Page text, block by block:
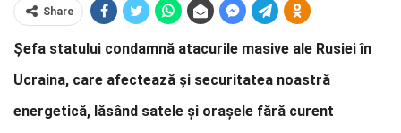
Share
Șefa statului condamnă atacurile masive ale Rusiei în
Ucraina, care afectează și securitatea noastră
energetică, lăsând satele și orașele fără curent